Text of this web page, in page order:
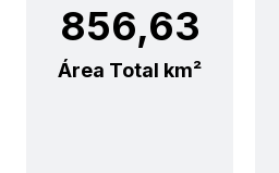
856,63
Área Total km²